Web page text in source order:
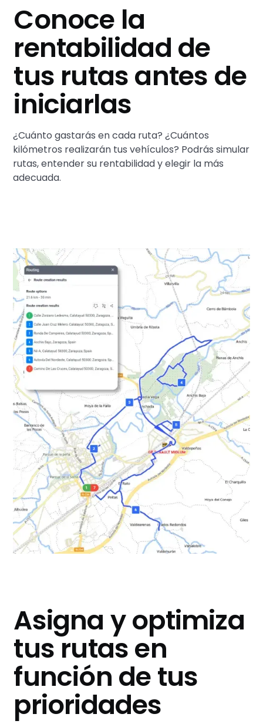
Conoce la
rentabilidad de
tus rutas antes de
iniciarlas
¿Cuánto gastarás en cada ruta? ¿Cuántos
kilómetros realizarán tus vehículos? Podrás simular
rutas, entender su rentabilidad y elegir la más
adecuada.
Asigna y optimiza
tus rutas en
función de tus
prioridades